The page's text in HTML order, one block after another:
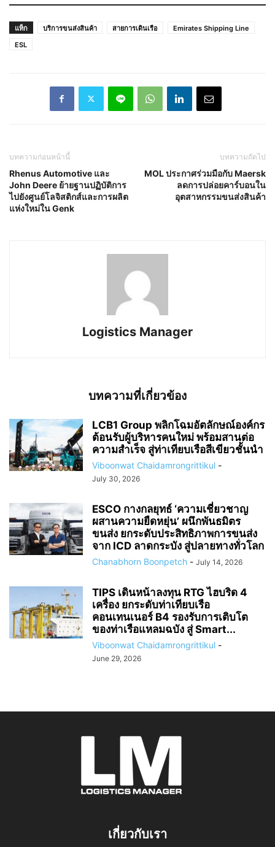
แท็ก บริการขนส่งสินค้า สายการเดินเรือ
Emirates Shipping Line
ESL
บทความก่อนหน้านี้
Rhenus Automotive และ
John Deere ย้ายฐานปฏิบัติการ
ไปยังศูนย์โลจิสติกส์และการผลิต
แห่งใหม่ใน Genk
บทความถัดไป
MOL ประกาศร่วมมือกับ Maersk
ลดการปล่อยคาร์บอนใน
อุตสาหกรรมขนส่งสินค้า
Logistics Manager
บทความที่เกี่ยวข้อง
LCB1 Group พลิกโฉมอัตลักษณ์องค์กร
ต้อนรับผู้บริหารคนใหม่ พร้อมสานต่อ
ความสำเร็จ สู่ท่าเทียบเรือสีเขียวชั้นนำ
Viboonwat Chaidamrongrittikul -
July 30, 2026
ESCO กางกลยุทธ์ ‘ความเชี่ยวชาญ
ผสานความยืดหยุ่น’ ผนึกพันธมิตร
ขนส่ง ยกระดับประสิทธิภาพการขนส่ง
จาก ICD ลาดกระบัง สู่ปลายทางทั่วโลก
Chanabhorn Boonpetch - July 14, 2026
TIPS เดินหน้าลงทุน RTG ไฮบริด 4
เครื่อง ยกระดับท่าเทียบเรือ
คอนเทนเนอร์ B4 รองรับการเติบโต
ของท่าเรือแหลมฉบัง สู่ Smart...
Viboonwat Chaidamrongrittikul -
June 29, 2026
เกี่ยวกับเรา